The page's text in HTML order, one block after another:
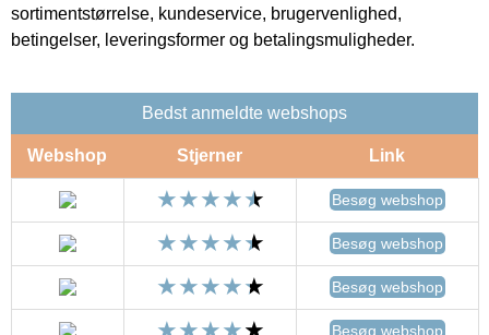
sortimentstørrelse, kundeservice, brugervenlighed,
betingelser, leveringsformer og betalingsmuligheder.
Bedst anmeldte webshops
Webshop Stjerner Link
Besøg webshop
Besøg webshop
Besøg webshop
Besøg webshop